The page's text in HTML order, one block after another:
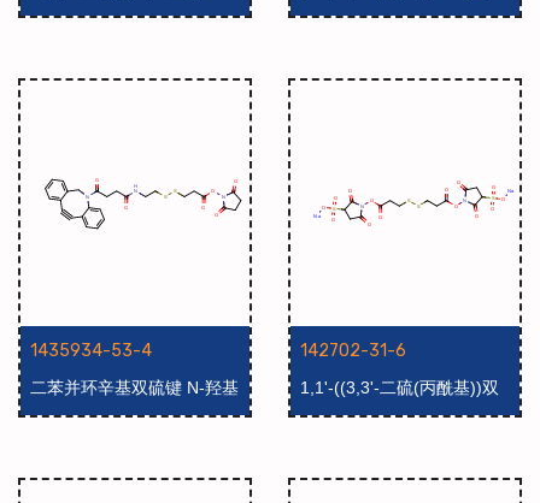
吡咯-1-基)己烷肼2,2,2-三氟
炔-9-基甲基琥珀酰亚胺碳酸
1435934-53-4
二苯并环辛基双硫键 N-羟基
琥珀酰亚胺酯
142702-31-6
1,1'-((3,3'-二硫(丙酰基))双
(氧基))双(2,5-二氧代吡咯